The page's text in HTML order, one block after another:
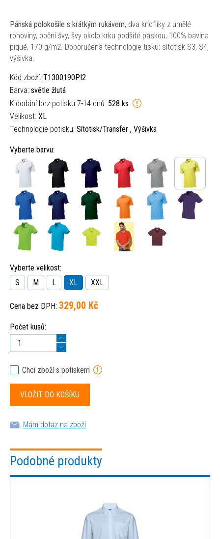
Pánská polokošile s krátkým rukávem, dva knoflíky z umělé
rohoviny, boční švy, švy okolo krku podšité páskou, 100% bavlna
piqué, 170 g/m2. Doporučená technologie tisku: sítotisk S3, S4,
výšivka.
Kód zboží: T1300190PI2
Barva: světle žlutá
K dodání bez potisku 7-14 dnů: 528 ks
Velikost: XL
Technologie potisku: Sítotisk/Transfer , Výšivka
Vyberte barvu:
Vyberte velikost:
S
M L XL XXL
Cena bez DPH: 329,00 Kč
Počet kusů:
Chci zboží s potiskem
Mám dotaz na zboží
Podobné produkty